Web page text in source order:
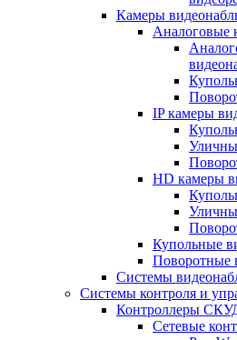
Камеры
Аналоговые
IP камеры
HD камеры
Купольные
Поворотные
Системы
Системы контроля и
Контроллеры
Сетевые